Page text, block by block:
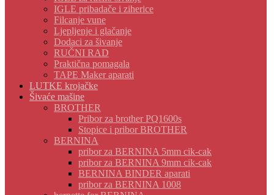
IGLE pribadače i ziherice
Filcanje vune
Ljepljenje i glačanje
Dodaci za šivanje
RUČNI RAD
Praktična pomagala
TAPE Maker aparati
LUTKE krojačke
Šivaće mašine
BROTHER
Pribor za brother PQ1600s
Stopice i pribor BROTHER
BERNINA
pribor za BERNINA 5mm cik-cak
pribor za BERNINA 9mm cik-cak
BERNINA BINDER aparati
pribor za BERNINA 1008